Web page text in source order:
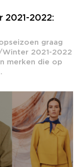
2021-2022:
graag
2021-2022
merken die op